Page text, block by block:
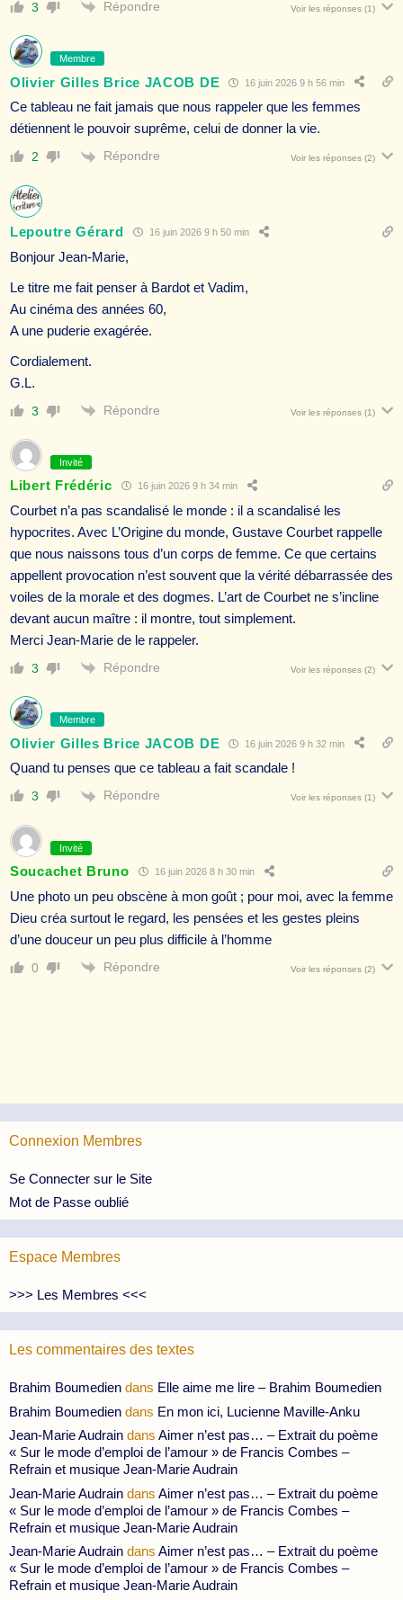
3 Répondre Voir les réponses (1)
Membre
Olivier Gilles Brice JACOB DE 16 juin 2026 9 h 56 min
Ce tableau ne fait jamais que nous rappeler que les femmes
détiennent le pouvoir suprême, celui de donner la vie.
2 Répondre Voir les réponses (2)
Lepoutre Gérard 16 juin 2026 9 h 50 min
Bonjour Jean-Marie,
Le titre me fait penser à Bardot et Vadim,
Au cinéma des années 60,
A une puderie exagérée.
Cordialement.
G.L.
3 Répondre Voir les réponses (1)
Invité
Libert Frédéric 16 juin 2026 9 h 34 min
Courbet n’a pas scandalisé le monde : il a scandalisé les
hypocrites. Avec L’Origine du monde, Gustave Courbet rappelle
que nous naissons tous d’un corps de femme. Ce que certains
appellent provocation n’est souvent que la vérité débarrassée des
voiles de la morale et des dogmes. L’art de Courbet ne s’incline
devant aucun maître : il montre, tout simplement.
Merci Jean-Marie de le rappeler.
3 Répondre Voir les réponses (2)
Membre
Olivier Gilles Brice JACOB DE 16 juin 2026 9 h 32 min
Quand tu penses que ce tableau a fait scandale !
3 Répondre Voir les réponses (1)
Invité
Soucachet Bruno 16 juin 2026 8 h 30 min
Une photo un peu obscène à mon goût ; pour moi, avec la femme
Dieu créa surtout le regard, les pensées et les gestes pleins
d’une douceur un peu plus difficile à l’homme
0 Répondre Voir les réponses (2)
Connexion Membres
Se Connecter sur le Site
Mot de Passe oublié
Espace Membres
>>> Les Membres <<<
Les commentaires des textes
Brahim Boumedien dans Elle aime me lire – Brahim Boumedien
Brahim Boumedien dans En mon ici, Lucienne Maville-Anku
Jean-Marie Audrain dans Aimer n’est pas… – Extrait du poème
« Sur le mode d’emploi de l’amour » de Francis Combes –
Refrain et musique Jean-Marie Audrain
Jean-Marie Audrain dans Aimer n’est pas… – Extrait du poème
« Sur le mode d’emploi de l’amour » de Francis Combes –
Refrain et musique Jean-Marie Audrain
Jean-Marie Audrain dans Aimer n’est pas… – Extrait du poème
« Sur le mode d’emploi de l’amour » de Francis Combes –
Refrain et musique Jean-Marie Audrain